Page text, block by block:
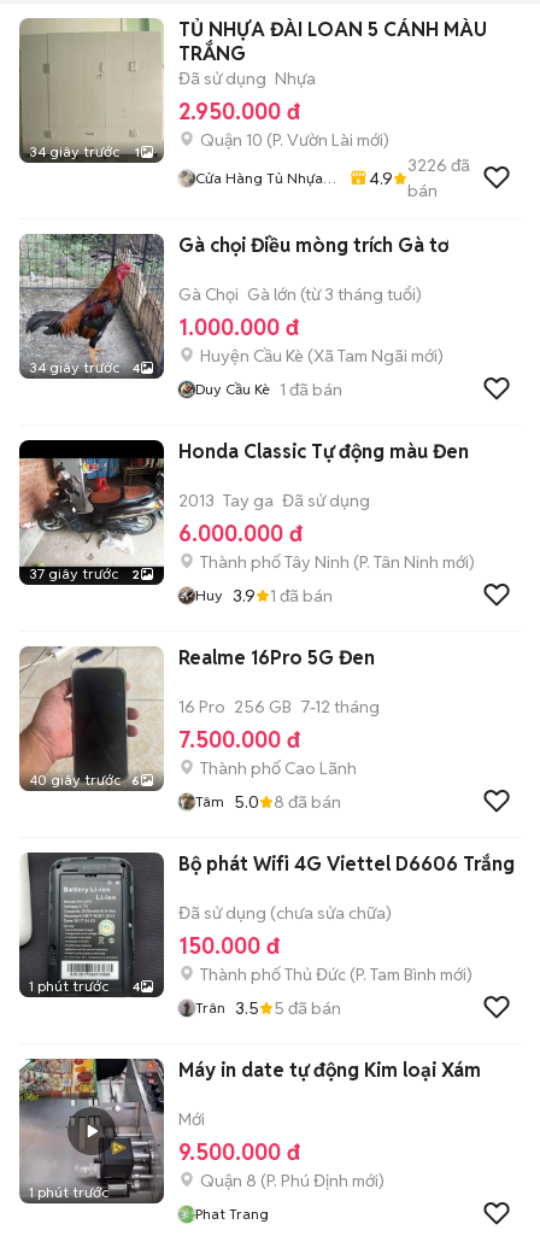
34 giây trước 1
TỦ NHỰA ĐÀI LOAN 5 CÁNH MÀU
TRẮNG
Đã sử dụng Nhựa
2.950.000 đ
Quận 10 (P. Vườn Lài mới)
Cửa Hàng Tủ Nhựa
4.9
3226 đã
bán
34 giây trước 4
Gà chọi Điều mòng trích Gà tơ
Gà Chọi Gà lớn (từ 3 tháng tuổi)
1.000.000 đ
Huyện Cầu Kè (Xã Tam Ngãi mới)
Duy Cầu Kè 1 đã bán
37 giây trước 2
Honda Classic Tự động màu Đen
2013 Tay ga Đã sử dụng
6.000.000 đ
Thành phố Tây Ninh (P. Tân Ninh mới)
Huy 3.9 1 đã bán
40 giây trước 6
Realme 16Pro 5G Đen
16 Pro 256 GB 7-12 tháng
7.500.000 đ
Thành phố Cao Lãnh
Tâm 5.0 8 đã bán
1 phút trước 4
Bộ phát Wifi 4G Viettel D6606 Trắng
Đã sử dụng (chưa sửa chữa)
150.000 đ
Thành phố Thủ Đức (P. Tam Bình mới)
Trân 3.5 5 đã bán
1 phút trước
Máy in date tự động Kim loại Xám
Mới
9.500.000 đ
Quận 8 (P. Phú Định mới)
Phat Trang